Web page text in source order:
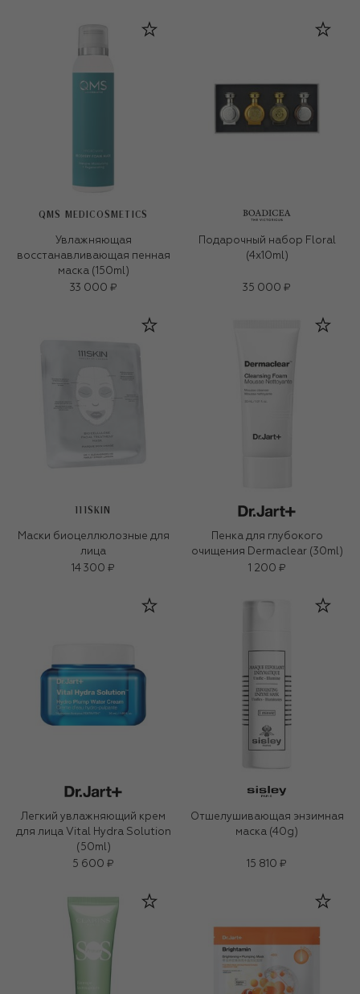
QMS MEDICOSMETICS
Увлажняющая
восстанавливающая пенная
маска (150ml)
33 000 ₽
Подарочный набор Floral
(4x10ml)
35 000 ₽
111SKIN
Маски биоцеллюлозные для
лица
14 300 ₽
Пенка для глубокого
очищения Dermaclear (30ml)
1 200 ₽
Легкий увлажняющий крем
для лица Vital Hydra Solution
(50ml)
5 600 ₽
Отшелушивающая энзимная
маска (40g)
15 810 ₽